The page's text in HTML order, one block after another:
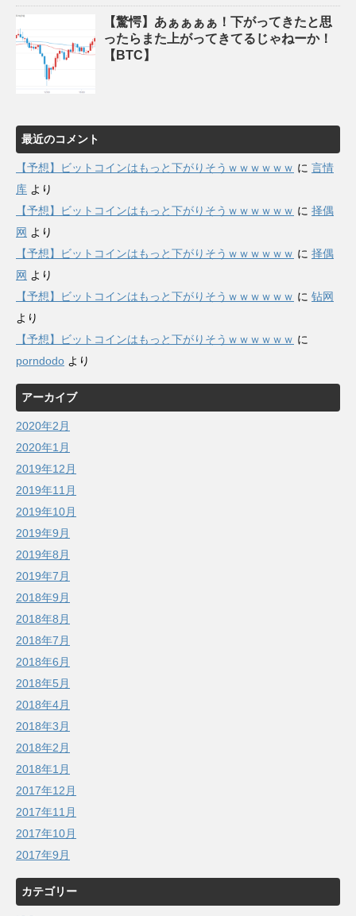
【驚愕】あぁぁぁぁ！下がってきたと思
ったらまた上がってきてるじゃねーか！
【BTC】
最近のコメント
【予想】ビットコインはもっと下がりそうｗｗｗｗｗｗ に 言情
库 より
【予想】ビットコインはもっと下がりそうｗｗｗｗｗｗ に 择偶
网 より
【予想】ビットコインはもっと下がりそうｗｗｗｗｗｗ に 择偶
网 より
【予想】ビットコインはもっと下がりそうｗｗｗｗｗｗ に 钻网
より
【予想】ビットコインはもっと下がりそうｗｗｗｗｗｗ に
porndodo より
アーカイブ
2020年2月
2020年1月
2019年12月
2019年11月
2019年10月
2019年9月
2019年8月
2019年7月
2018年9月
2018年8月
2018年7月
2018年6月
2018年5月
2018年4月
2018年3月
2018年2月
2018年1月
2017年12月
2017年11月
2017年10月
2017年9月
カテゴリー